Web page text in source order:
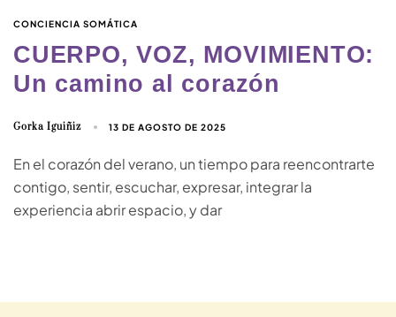
CONCIENCIA SOMÁTICA
CUERPO, VOZ, MOVIMIENTO:
Un camino al corazón
Gorka Iguiñiz 13 DE AGOSTO DE 2025
En el corazón del verano, un tiempo para reencontrarte
contigo, sentir, escuchar, expresar, integrar la
experiencia abrir espacio, y dar